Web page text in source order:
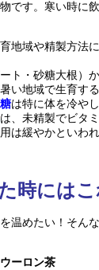
です。寒い時に
地域や精製方法
ート・砂糖大根）
い地域で生育す
は特に体を冷や
は、未精製でビタ
は緩やかといわれ
時にはこ
温めたい！そん
ーロン茶